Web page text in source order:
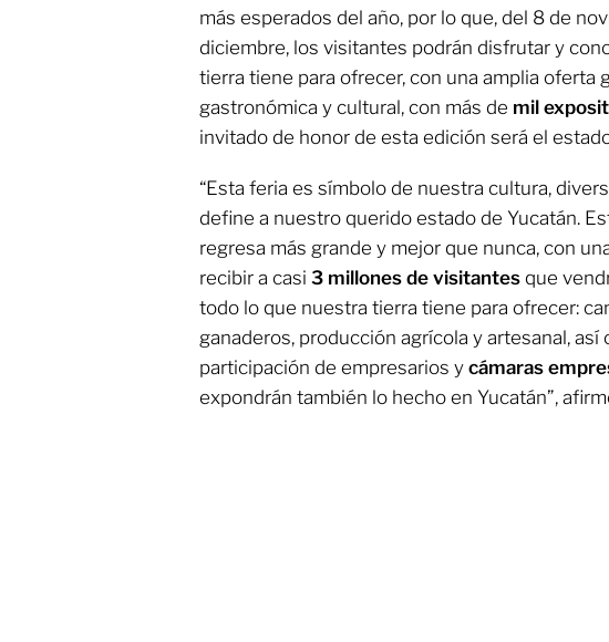
más esperados del año, por lo que, del 8 de
diciembre, los visitantes podrán disfrutar y
tierra tiene para ofrecer, con una amplia oferta
gastronómica y cultural, con más de mil
invitado de honor de esta edición será el
“Esta feria es símbolo de nuestra cultura,
define a nuestro querido estado de Yucatán.
regresa más grande y mejor que nunca, con
recibir a casi 3 millones de visitantes que
todo lo que nuestra tierra tiene para ofrecer:
ganaderos, producción agrícola y artesanal, así
participación de empresarios y cámaras
expondrán también lo hecho en Yucatán”,